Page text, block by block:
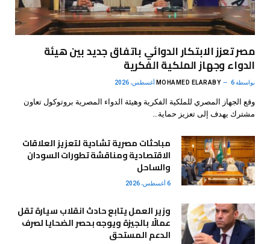
مصر تعزز الابتكار الدوائي باتفاق جديد بين هيئة
الدواء وجهاز الملكية الفكرية
بواسطة MOHAMED ELARABY 6 أغسطس، 2026
وقع الجهاز المصري للملكية الفكرية وهيئة الدواء المصرية بروتوكول تعاون
مشترك يهدف إلى تعزيز حماية…
مباحثات مصرية تشادية لتعزيز العلاقات
الاقتصادية ومناقشة تطورات السودان
والساحل
6 أغسطس، 2026
وزير العمل يتابع حادث انقلاب سيارة تقل
عمالًا بالجيزة ويوجه بحصر الضحايا لصرف
الدعم المستحق